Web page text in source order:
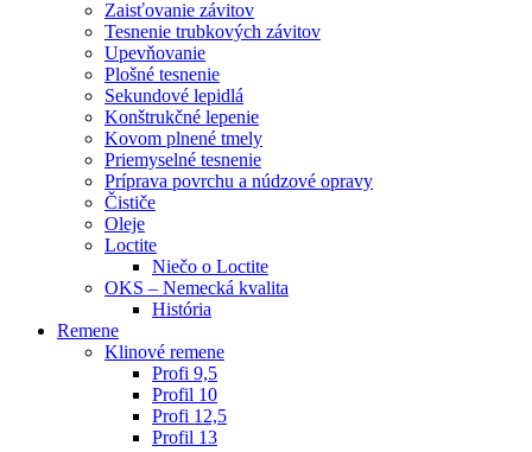
Zaisťovanie závitov
Tesnenie trubkových závitov
Upevňovanie
Plošné tesnenie
Sekundové lepidlá
Konštrukčné lepenie
Kovom plnené tmely
Priemyselné tesnenie
Príprava povrchu a núdzové opravy
Čističe
Oleje
Loctite
Niečo o Loctite
OKS – Nemecká kvalita
História
Remene
Klinové remene
Profi 9,5
Profil 10
Profi 12,5
Profil 13